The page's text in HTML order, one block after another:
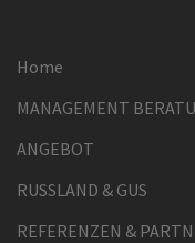
Home
MANAGEMENT
ANGEBOT
RUSSLAND & GUS
REFERENZEN &